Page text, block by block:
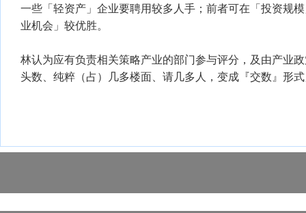
一些「轻资产」企业要聘用较多人手；前者可在「投资规
业机会」较优胜。
林认为应有负责相关策略产业的部门参与评分，及由产业
头数、纯粹（占）几多楼面、请几多人，变成『交数』形